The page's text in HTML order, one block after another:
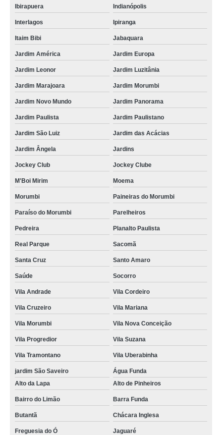
Ibirapuera Indianópolis
Interlagos Ipiranga
Itaim Bibi Jabaquara
Jardim América Jardim Europa
Jardim Leonor Jardim Luzitânia
Jardim Marajoara Jardim Morumbi
Jardim Novo Mundo Jardim Panorama
Jardim Paulista Jardim Paulistano
Jardim São Luiz Jardim das Acácias
Jardim Ângela Jardins
Jockey Club Jockey Clube
M'Boi Mirim Moema
Morumbi Paineiras do Morumbi
Paraíso do Morumbi Parelheiros
Pedreira Planalto Paulista
Real Parque Sacomã
Santa Cruz Santo Amaro
Saúde Socorro
Vila Andrade Vila Cordeiro
Vila Cruzeiro Vila Mariana
Vila Morumbi Vila Nova Conceição
Vila Progredior Vila Suzana
Vila Tramontano Vila Uberabinha
jardim São Saveiro
Água Funda
Alto da Lapa
Alto de Pinheiros
Bairro do Limão Barra Funda
Butantã Chácara Inglesa
Freguesia do Ó Jaguaré